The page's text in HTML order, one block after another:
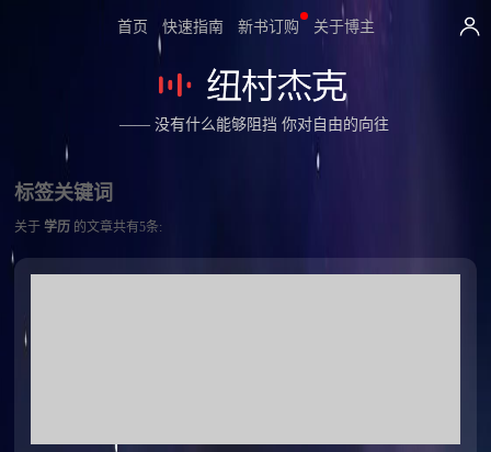
首页 快速指南 新书订购 关于博主
—— 没有什么能够阻挡 你对自由的向往
标签关键词
关于学历 的文章共有5条: